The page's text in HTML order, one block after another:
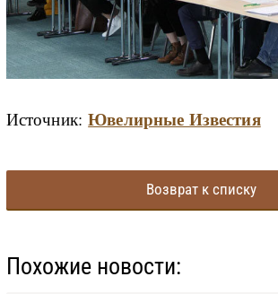
Источник:Ювелирные Известия
Возврат к списку
Похожие новости: